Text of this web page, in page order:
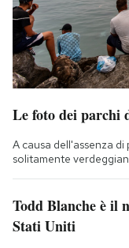
Le foto dei parchi
A causa dell'assenza
solitamente
Todd Blanche è il
Stati Uniti